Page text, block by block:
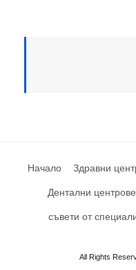
Начало Здравни
Дентални центрове
съвети от
All Rights